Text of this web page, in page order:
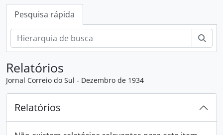
Pesquisa rápida
Relatórios
Jornal Correio do Sul - Dezembro de 1934
Relatórios